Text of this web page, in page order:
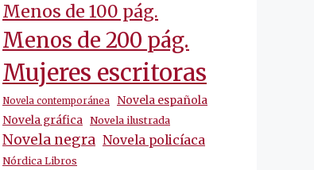
Menos de 100 pág.
Menos de 200 pág.
Mujeres escritoras
Novela contemporánea
Novela española
Novela gráfica Novela ilustrada
Novela negra Novela policíaca
Nórdica Libros